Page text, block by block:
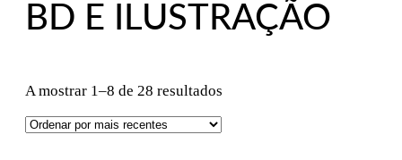
BD E ILUSTRAÇÃO
A mostrar 1–8 de 28 resultados